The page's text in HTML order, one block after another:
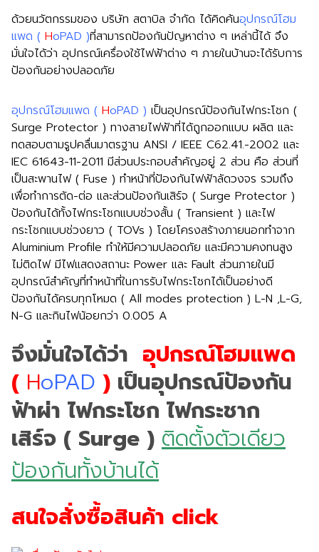
ด้วยนวัตกรรมของ บริษัท สตาบิล จำกัด ได้คิดค้นอุปกรณ์โฮม
แพด ( HoPAD )ที่สามารถป้องกันปัญหาต่าง ๆ เหล่านี้ได้ จึง
มั่นใจได้ว่า อุปกรณ์เครื่องใช้ไฟฟ้าต่าง ๆ ภายในบ้านจะได้รับการ
ป้องกันอย่างปลอดภัย
อุปกรณ์โฮมแพด ( HoPAD ) เป็นอุปกรณ์ป้องกันไฟกระโชก (
Surge Protector ) ทางสายไฟฟ้าที่ได้ถูกออกแบบ ผลิต และ
ทดสอบตามรูปคลื่นมาตรฐาน ANSI / IEEE C62.41.-2002 และ
IEC 61643-11-2011 มีส่วนประกอบสำคัญอยู่ 2 ส่วน คือ ส่วนที่
เป็นสะพานไฟ ( Fuse ) ทำหน้าที่ป้องกันไฟฟ้าลัดวงจร รวมถึง
เพื่อทำการตัด-ต่อ และส่วนป้องกันเสิร์จ ( Surge Protector )
ป้องกันได้ทั้งไฟกระโชกแบบช่วงสั้น ( Transient ) และไฟ
กระโชกแบบช่วงยาว ( TOVs ) โดยโครงสร้างภายนอกทำจาก
Aluminium Profile ทำให้มีความปลอดภัย และมีความคงทนสูง
ไม่ติดไฟ มีไฟแสดงสถานะ Power และ Fault ส่วนภายในมี
อุปกรณ์สำคัญที่ทำหน้าที่ในการรับไฟกระโชกได้เป็นอย่างดี
ป้องกันได้ครบทุกโหมด ( All modes protection ) L-N ,L-G,
N-G และกินไฟน้อยกว่า 0.005 A
จึงมั่นใจได้ว่า อุปกรณ์โฮมแพด
( HoPAD ) เป็นอุปกรณ์ป้องกัน
ฟ้าผ่า ไฟกระโชก ไฟกระชาก
เสิร์จ ( Surge ) ติดตั้งตัวเดียว
ป้องกันทั้งบ้านได้
สนใจสั่งซื้อสินค้า click